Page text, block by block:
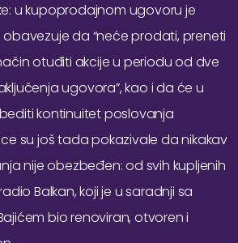
u kupoprodajnom ugovoru je
da “neće prodati, preneti
otuđiti akcije u periodu od dve
ugovora”, kao i da će u
kontinuitet poslovanja
su još tada pokazivale da nikakav
nije obezbeđen: od svih kupljenih
Balkan, koji je u saradnji sa
bio renoviran, otvoren i